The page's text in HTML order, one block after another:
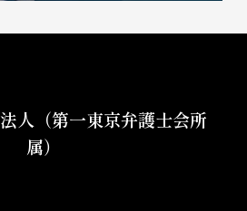
人（第一東京弁護士会所
属）